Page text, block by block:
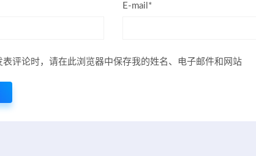
E-mail*
表评论时，请在此浏览器中保存我的姓名、电子邮件和网站